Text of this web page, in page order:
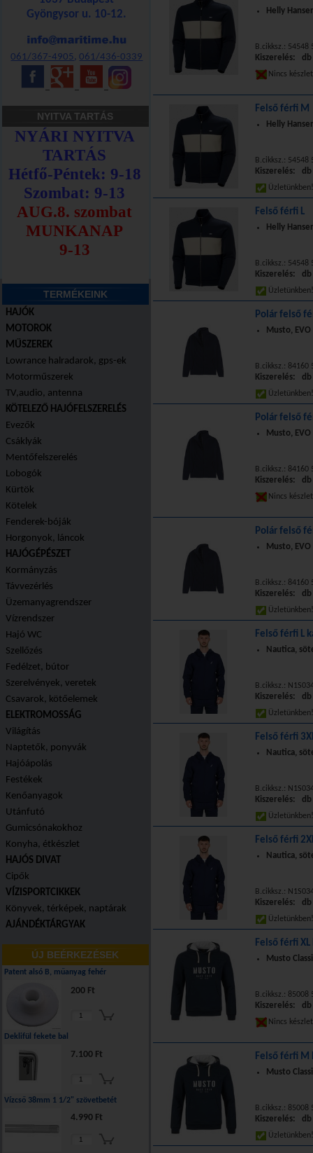
Gyöngysor u. 10-12.
061/367-4905,061/436-0339
NYITVA TARTÁS
TERMÉKEINK
HAJÓK
MOTOROK
MŰSZEREK
Lowrance halradarok, gps-ek
Motorműszerek
TV,audio, antenna
KÖTELEZŐ HAJÓFELSZERELÉS
Evezők
Csáklyák
Mentőfelszerelés
Lobogók
Kürtök
Kötelek
Fenderek-bóják
Horgonyok, láncok
HAJÓGÉPÉSZET
Kormányzás
Távvezérlés
Üzemanyagrendszer
Vízrendszer
Hajó WC
Szellőzés
Fedélzet, bútor
Szerelvények, veretek
Csavarok, kötőelemek
ELEKTROMOSSÁG
Világítás
Naptetők, ponyvák
Hajóápolás
Festékek
Kenőanyagok
Utánfutó
Gumicsónakokhoz
Konyha, étkészlet
HAJÓS DIVAT
Cipők
VÍZISPORTCIKKEK
Könyvek, térképek, naptárak
AJÁNDÉKTÁRGYAK
ÚJ BEÉRKEZÉSEK
Patent alsó B, műanyag fehér
200 Ft
Deklifül fekete bal
7.100 Ft
Vízcső 38mm 1 1/2" szövetbetét
4.990 Ft
Helly
B.cikksz.: 54548
Kiszerelés: db
Nincs
Felső férfi M
Helly
B.cikksz.: 54548
Kiszerelés: db
Felső férfi L
Helly
B.cikksz.: 54548
Kiszerelés: db
Polár felső
Musto,
B.cikksz.: 84160
Kiszerelés: db
Polár felső
Musto,
B.cikksz.: 84160
Kiszerelés: db
Nincs
Polár felső
Musto,
B.cikksz.: 84160
Kiszerelés: db
Felső férfi L
Nautica,
B.cikksz.:
Kiszerelés: db
Felső férfi
Nautica,
B.cikksz.:
Kiszerelés: db
Felső férfi
Nautica,
B.cikksz.:
Kiszerelés: db
Felső férfi
Musto
B.cikksz.: 85008
Kiszerelés: db
Nincs
Felső férfi M
Musto
B.cikksz.: 85008
Kiszerelés: db